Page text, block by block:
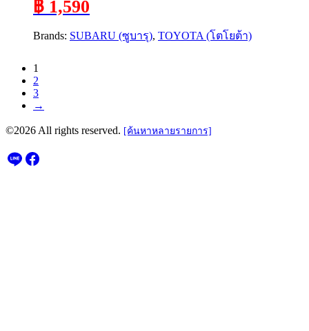
฿ 1,590
Brands: SUBARU (ซูบารุ), TOYOTA (โตโยต้า)
1
2
3
→
©2026 All rights reserved. [ค้นหาหลายรายการ]